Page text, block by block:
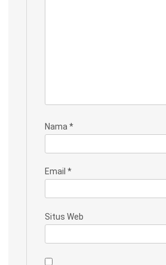
Nama *
Email *
Situs Web